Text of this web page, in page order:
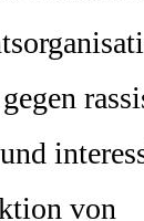
von